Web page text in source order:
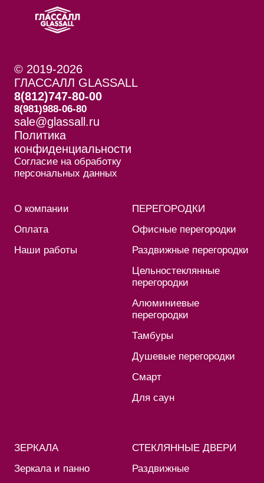
© 2019-2026
ГЛАССАЛЛ GLASSALL
8(812)747-80-00
8(981)988-06-80
sale@glassall.ru
Политика
конфиденциальности
Согласие на обработку
персональных данных
О компании
Оплата
Наши работы
ПЕРЕГОРОДКИ
Офисные перегородки
Раздвижные перегородки
Цельностеклянные
перегородки
Алюминиевые
перегородки
Тамбуры
Душевые перегородки
Смарт
Для саун
ЗЕРКАЛА
Зеркала и панно
СТЕКЛЯННЫЕ ДВЕРИ
Раздвижные